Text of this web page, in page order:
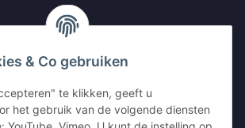
& Co gebruiken
te klikken, geeft u
het gebruik van de volgende diensten